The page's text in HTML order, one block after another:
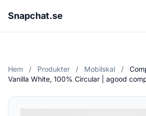
Snapchat.se
Hem / Produkter / Mobilskal /
Vanilla White, 100% Circular | agood